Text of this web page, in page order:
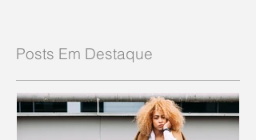
Posts Em Destaque